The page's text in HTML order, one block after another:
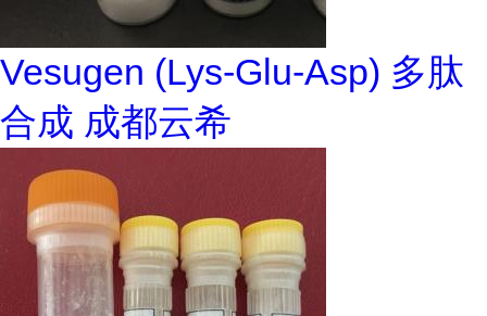
Vesugen (Lys-Glu-Asp) 多肽
合成 成都云希